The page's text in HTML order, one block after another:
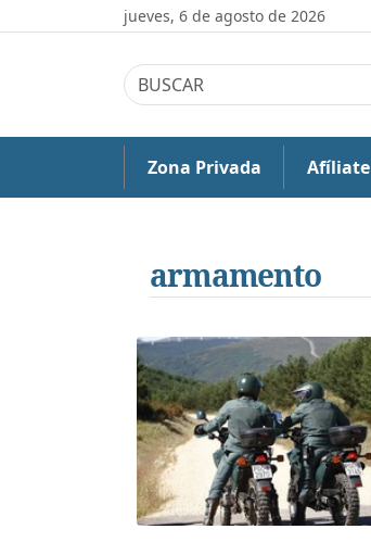
jueves, 6 de agosto de 2026
Zona Privada Afíliate
armamento